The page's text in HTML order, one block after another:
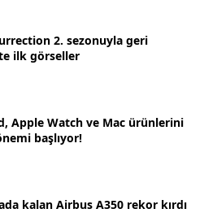
2. sezonuyla geri
ilk görseller
Apple Watch ve Mac ürünlerini
başlıyor!
kalan Airbus A350 rekor kırdı